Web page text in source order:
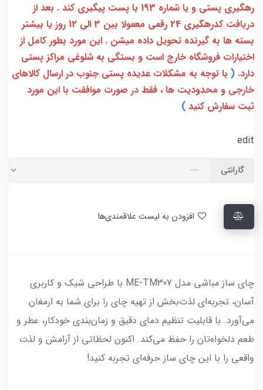
رهگیری پستی و یا شماره 193 با پست پیگیری کند . بعد از
دریافت کدرهگیری 24 رقمی معمولا بین 3 الی 12 روز یا بیشتر
بسته ها به گیرنده تحویل داده میشن . این مورد بطور کامل از
اختیارات فروشگاه خارج است و بستگی به شلوغی مراکز پستی
دارد. ( با توجه به مشکلات عدیده پستی جنوب در ارسال کالاهای
خارجی و محدودیت ها ، فقط در صورت موافقت با این مورد
ثبت سفارش کنید )
edit
گارانتی
چای ساز مباشی مدل ME-TM307 با طراحی شیک و کاربری
آسان، تجربه‌ای لذت‌بخش از تهیه چای را برای شما به ارمغان
می‌آورد. با قابلیت تنظیم دمای دقیق و زمان‌بندی خودکار، عطر و
طعم دلخواه‌تان را حفظ می‌کند. اکنون لحظاتی از آرامش و لذت
واقعی را با این چای ساز حرفه‌ای تجربه کنید!